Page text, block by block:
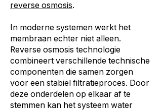
reverse osmosis.
In moderne systemen werkt het
membraan echter niet alleen.
Reverse osmosis technologie
combineert verschillende technische
componenten die samen zorgen
voor een stabiel filtratieproces. Door
deze onderdelen op elkaar af te
stemmen kan het systeem water